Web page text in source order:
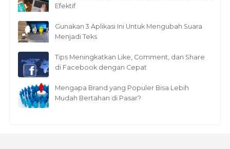
Efektif
Gunakan 3 Aplikasi Ini Untuk Mengubah Suara
Menjadi Teks
Tips Meningkatkan Like, Comment, dan Share
di Facebook dengan Cepat
Mengapa Brand yang Populer Bisa Lebih
Mudah Bertahan di Pasar?